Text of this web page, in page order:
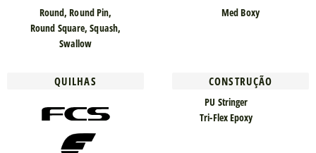
Round, Round Pin,
Round Square, Squash,
Swallow
Med Boxy
QUILHAS CONSTRUÇÃO
PU Stringer
Tri-Flex Epoxy